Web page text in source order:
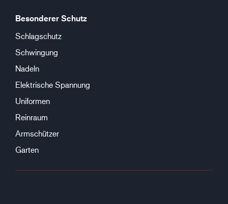
Besonderer Schutz
Schlagschutz
Schwingung
Nadeln
Elektrische Spannung
Uniformen
Reinraum
Armschützer
Garten